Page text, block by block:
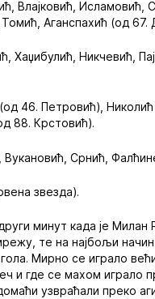
Влајковић, Исламовић,
Аганспахић (од 67.
Никчевић,
46. Петровић), Николић
88. Крстовић).
Срнић,
звезда).
минут када је Милан
те на најбољи
Мирно се играло
и где се махом играло
узвраћали преко